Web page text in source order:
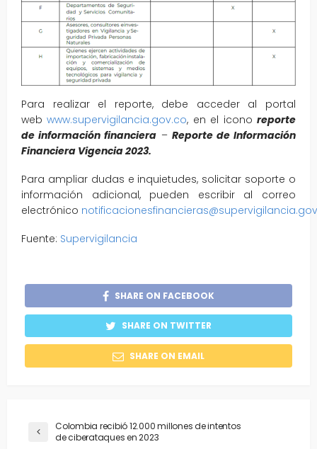
Para realizar el reporte, debe acceder al portal
webwww.supervigilancia.gov.co, en el iconoreporte
de información financiera – Reporte de Información
Financiera Vigencia 2023.
Para ampliar dudas e inquietudes, solicitar soporte o
información adicional, pueden escribir al correo
electrónico
Fuente: Supervigilancia
SHARE ON FACEBOOK
SHARE ON TWITTER
SHARE ON EMAIL
Colombia recibió 12.000 millones de intentos
de ciberataques en 2023